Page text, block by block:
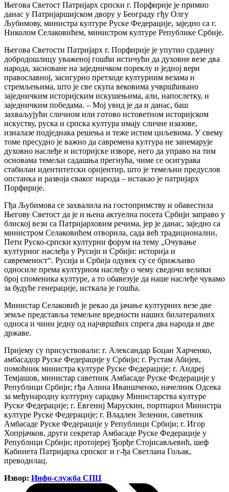
Његова Светост Патријарх српски г. Порфирије је примио
данас у Патријаршијском двору у Београду гђу Олгу
Љубимову, министра културе Руске Федерације, заједно са г.
Николом Селаковићем, министром културе Републике Србије.
Његова Светости Патријарх г. Порфирије је упутио срдачну
добродошлицу уваженој гошћи истичући да духовне везе два
народа, засноване на заједничком пореклу и једној вери
православној, засигурно претходе културним везама и
стремљењима, што је све скупа вековима учвршћивано
заједничким историјским искушењима, али, напослетку, и
заједничким победама. – Мој увид је да и данас, баш
захваљујући сличном или готово истоветном историјском
искуству, руска и српска култура имају сличне изазове,
изналазе подједнака решења и теже истим циљевима. У свему
томе пресудно је важно да савремена култура не занемарује
духовно наслеђе и историјске изворе, него да управо на тим
основама темељи садашња прегнућа, чиме се осигурава
стабилан идентитетски оријентир, што је темељни предуслов
опстанка и развоја сваког народа – истакао је патријарх
Порфирије.
Гђа Љубимова се захвалила на гостопримству и обавестила
Његову Светост да је и њена актуелна посета Србији заправо у
блиској вези са Патријарховим речима, јер је данас, заједно са
министром Селаковићем отворила, сада већ традиционални,
Пети Руско-српски културни форум на тему „Очување
културног наслеђа у Русији и Србији: историја и
савременост“. Русија и Србија одувек су се брижљиво
односиле према културном наслеђу о чему сведочи велики
број споменика културе, а то обавезује да наше наслеђе чувамо
за будуће генерације, исткала је гошћа.
Министар Селаковић је рекао да јачање културних везе две
земље представља темељне вредности наших билатералних
односа и чини једну од најчвршћих спрега два народа и две
државе.
Пријему су присуствовали: г. Александар Боцан Харченко,
амбасадор Руске Федерације у Србији; г. Рустам Абијев,
помоћник министра културе Руске Федерације; г. Андреј
Темјашов, министар саветник Амбасаде Руске Федерације у
Републици Србији; гђа Алина Иваншченко, начелник Одсека
за међународну културну сарадњу Министарства културе
Руске Федерације; г. Евгениј Марускин, портпарол Министра
културе Руске Федерације; г. Владлен Зеленин, саветник
Амбасаде Руске Федерације у Републици Србији; г. Игор
Хопрјачков, други секретар Амбасаде Руске Федерације у
Републици Србији; протојереј Ђорђе Стојисављевић, шеф
Кабинета Патријарха српског и г-ђа Светлана Гољак,
преводилац.
Извор: Инфо-служба СПЦ